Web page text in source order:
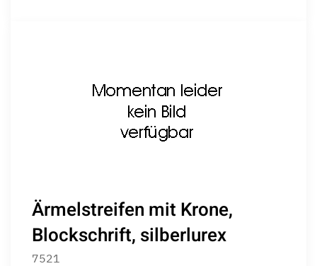
Ärmelstreifen mit Krone,
Blockschrift, silberlurex
7521